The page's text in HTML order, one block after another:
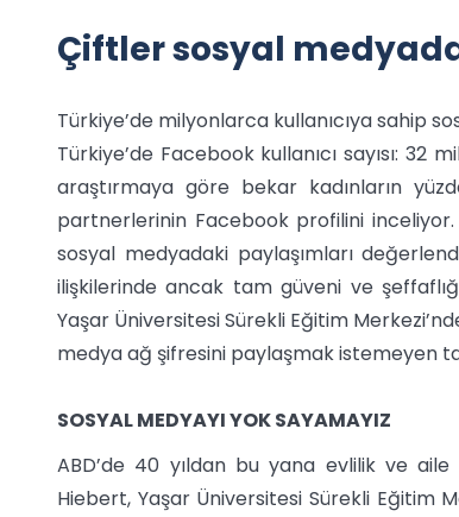
Çiftler sosyal
Türkiye’de milyonlarca kullanıcıya sahip
Türkiye’de Facebook kullanıcı sayısı: 32
araştırmaya göre bekar kadınların
partnerlerinin Facebook profilini
sosyal medyadaki paylaşımları
ilişkilerinde ancak tam güveni ve
Yaşar Üniversitesi Sürekli Eğitim
medya ağ şifresini paylaşmak istemeyen
SOSYAL MEDYAYI YOK SAYAMAYIZ
ABD’de 40 yıldan bu yana evlilik ve
Hiebert, Yaşar Üniversitesi Sürekli Eğitim